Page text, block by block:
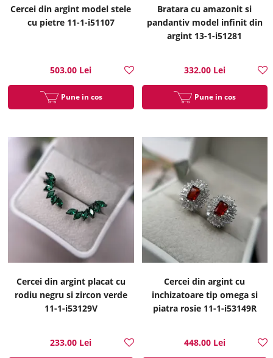
Cercei din argint model stele
cu pietre 11-1-i51107
503.00 Lei
Pune in cos
Bratara cu amazonit si
pandantiv model infinit din
argint 13-1-i51281
332.00 Lei
Pune in cos
Cercei din argint placat cu
rodiu negru si zircon verde
11-1-i53129V
233.00 Lei
Cercei din argint cu
inchizatoare tip omega si
piatra rosie 11-1-i53149R
448.00 Lei